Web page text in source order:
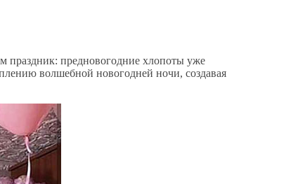
праздник: предновогодние хлопоты уже
волшебной новогодней ночи, создавая